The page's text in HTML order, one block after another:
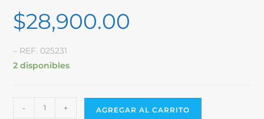
$28,900.00
– REF. 025231
2 disponibles
- + AGREGAR AL CARRITO